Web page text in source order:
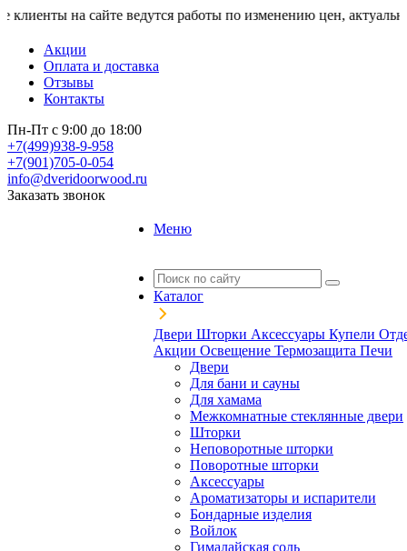
на сайте ведутся работы по изменению цен, актуальную
Акции
Оплата и доставка
Отзывы
Контакты
Пн-Пт с 9:00 до 18:00
+7(499)938-9-958
+7(901)705-0-054
info@dveridoorwood.ru
Заказать звонок
Меню
Каталог
Двери Шторки Аксессуары Купели
Акции Освещение Термозащита Печи
Двери
Для бани и сауны
Для хамама
Межкомнатные стеклянные двери
Шторки
Неповоротные шторки
Поворотные шторки
Аксессуары
Ароматизаторы и испарители
Бондарные изделия
Войлок
Гималайская соль